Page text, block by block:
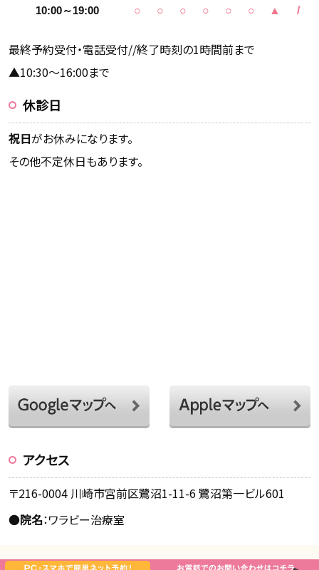
10:00～19:00 ○ ○ ○ ○ ○ ○ ▲ /
最終予約受付・電話受付//終了時刻の1時間前まで
▲10:30～16:00まで
休診日
祝日がお休みになります。
その他不定休日もあります。
アクセス
〒216-0004 川崎市宮前区鷺沼1-11-6 鷺沼第一ビル601
●院名：ワラビー治療室